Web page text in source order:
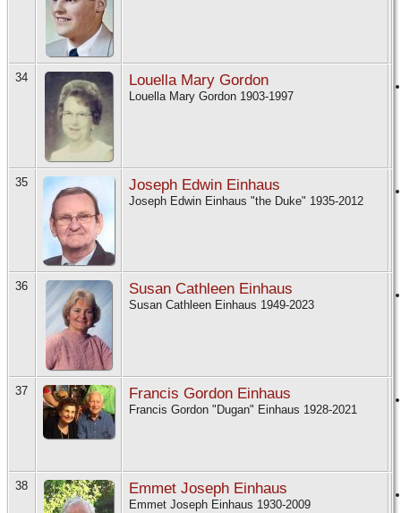
34 Louella Mary Gordon
Louella Mary Gordon 1903-1997
35 Joseph Edwin Einhaus
Joseph Edwin Einhaus "the Duke" 1935-2012
36 Susan Cathleen Einhaus
Susan Cathleen Einhaus 1949-2023
37 Francis Gordon Einhaus
Francis Gordon "Dugan" Einhaus 1928-2021
38 Emmet Joseph Einhaus
Emmet Joseph Einhaus 1930-2009